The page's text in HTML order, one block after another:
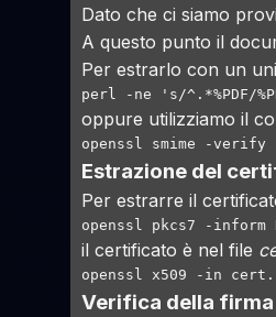
Dato che ci siamo
A questo punto il
Per estrarlo con un
perl -ne 's/^.*%PDF/
oppure utilizziamo il
openssl smime -verify
Estrazione del
Per estrarre il
openssl pkcs7 -inform
il certificato è nel file
openssl x509 -in
Verifica della